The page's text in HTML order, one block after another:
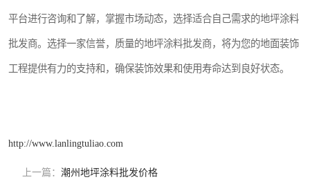
平台进行咨询和了解，掌握市场动态，选择适合自己需求的地坪涂料
批发商。选择一家信誉，质量的地坪涂料批发商，将为您的地面装饰
工程提供有力的支持和，确保装饰效果和使用寿命达到良好状态。
http://www.lanlingtuliao.com
上一篇： 潮州地坪涂料批发价格